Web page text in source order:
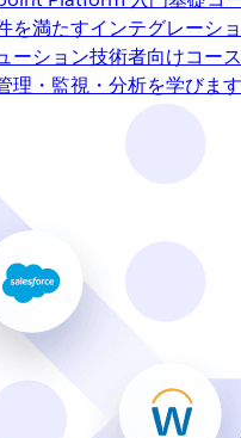
を満たすインテグレーシ
ーション技術者向けコー
・監視・分析を学びます